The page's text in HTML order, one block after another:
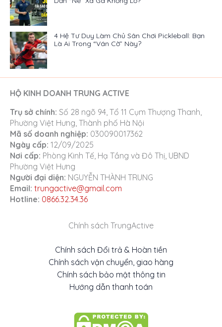
4 Hệ Tư Duy Làm Chủ Sân Chơi Pickleball: Bạn
Là Ai Trong “Ván Cờ” Này?
HỘ KINH DOANH TRUNG ACTIVE
Trụ sở chính: Số 28 ngõ 94, Tổ 11 Cụm Thượng Thanh,
Phường Việt Hưng, Thành phố Hà Nội
Mã số doanh nghiệp: 030090017362
Ngày cấp: 12/09/2025
Nơi cấp: Phòng Kinh Tế, Hạ Tầng và Đô Thị, UBND
Phường Việt Hưng
Người đại diện: NGUYỄN THÀNH TRUNG
Email: trungactive@gmail.com
Hotline: 0866.32.34.36
Chính sách TrungActive
Chính sách Đổi trả & Hoàn tiền
Chính sách vận chuyển, giao hàng
Chính sách bảo mật thông tin
Hướng dẫn thanh toán